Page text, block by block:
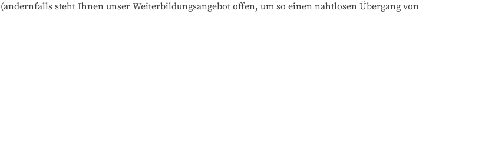
steht Ihnen unser Weiterbildungsangebot offen, um so einen nahtlosen Übergang von